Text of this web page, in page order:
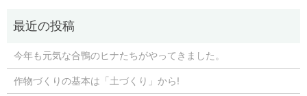
今年も元気な合鴨のヒナたちがやってきました。
作物づくりの基本は「土づくり」から!